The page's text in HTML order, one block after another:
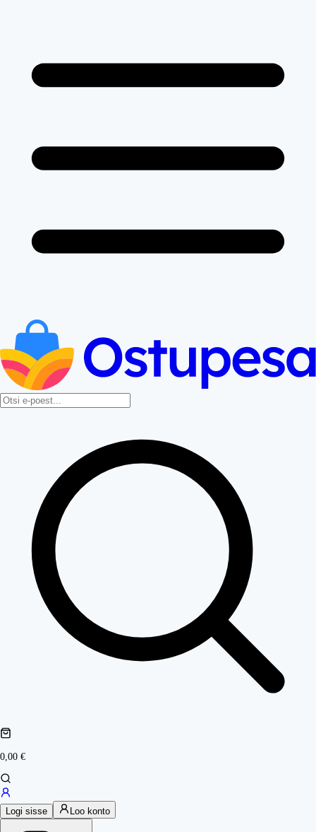
0,00 €
Logi sisse Loo konto